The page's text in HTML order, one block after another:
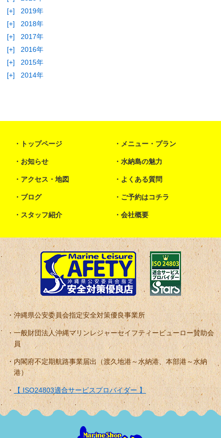
[+]
2019年
[+]
2018年
[+]
2017年
[+]
2016年
[+]
2015年
[+]
2014年
トップページ メニュー・プラン
お知らせ 水納島の魅力
アクセス・地図 よくある質問
ブログ ご予約はコチラ
スタッフ紹介 会社概要
沖縄県公安委員会指定安全対策優良事業所
一般財団法人沖縄マリンレジャーセイフティービューロー賛助会
員
内閣府不定期航路事業届出（渡久地港～水納港、本部港～水納
港）
【 ISO24803適合サービスプロバイダー 】